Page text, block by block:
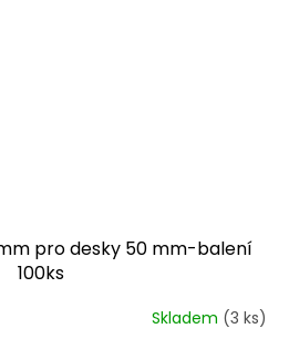
pro desky 50 mm-balení
100ks
Skladem (3 ks)